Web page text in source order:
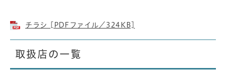
チラシ [PDFファイル／324KB]
取扱店の一覧